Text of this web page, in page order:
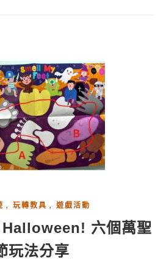
, 玩轉教具 , 遊戲活動
Halloween! 六個萬聖
玩法分享